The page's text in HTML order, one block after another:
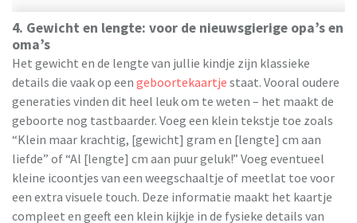
4. Gewicht en lengte: voor de nieuwsgierige opa’s en
oma’s
Het gewicht en de lengte van jullie kindje zijn klassieke
details die vaak op een geboortekaartje staat. Vooral oudere
generaties vinden dit heel leuk om te weten – het maakt de
geboorte nog tastbaarder. Voeg een klein tekstje toe zoals
“Klein maar krachtig, [gewicht] gram en [lengte] cm aan
liefde” of “Al [lengte] cm aan puur geluk!” Voeg eventueel
kleine icoontjes van een weegschaaltje of meetlat toe voor
een extra visuele touch. Deze informatie maakt het kaartje
compleet en geeft een klein kijkje in de fysieke details van